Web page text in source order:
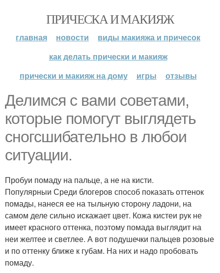
ПРИЧЕСКА И МАКИЯЖ
главная новости
виды макияжа и причесок
как делать прически и макияж
прически и макияж на дому
игры отзывы
Делимся с вами советами,
которые помогут выглядеть
сногсшибательно в любои
ситуации.
Пробуи помаду на пальце, а не на кисти.
Популярныи Среди блогеров способ показать оттенок
помады, нанеся ее на тыльную сторону ладони, на
самом деле сильно искажает цвет. Кожа кистеи рук не
имеет красного оттенка, поэтому помада выглядит на
неи желтее и светлее. А вот подушечки пальцев розовые
и по оттенку ближе к губам. На них и надо пробовать
помаду.